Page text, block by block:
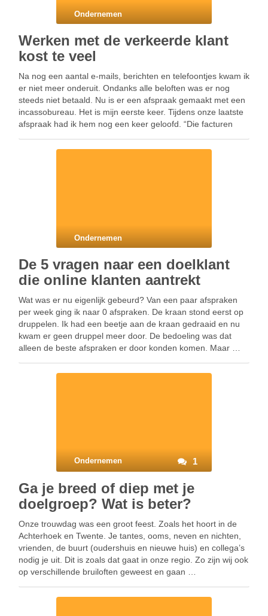
Ondernemen
Werken met de verkeerde klant
kost te veel
Na nog een aantal e-mails, berichten en telefoontjes kwam ik
er niet meer onderuit. Ondanks alle beloften was er nog
steeds niet betaald. Nu is er een afspraak gemaakt met een
incassobureau. Het is mijn eerste keer. Tijdens onze laatste
afspraak had ik hem nog een keer geloofd. “Die facturen
Ondernemen
De 5 vragen naar een doelklant
die online klanten aantrekt
Wat was er nu eigenlijk gebeurd? Van een paar afspraken
per week ging ik naar 0 afspraken. De kraan stond eerst op
druppelen. Ik had een beetje aan de kraan gedraaid en nu
kwam er geen druppel meer door. De bedoeling was dat
alleen de beste afspraken er door konden komen. Maar …
Ondernemen 1
Ga je breed of diep met je
doelgroep? Wat is beter?
Onze trouwdag was een groot feest. Zoals het hoort in de
Achterhoek en Twente. Je tantes, ooms, neven en nichten,
vrienden, de buurt (oudershuis en nieuwe huis) en collega’s
nodig je uit. Dit is zoals dat gaat in onze regio. Zo zijn wij ook
op verschillende bruiloften geweest en gaan …